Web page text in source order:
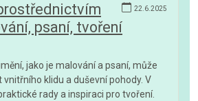
22.6.2025
psaní, tvoření
jako je malování a psaní, může
klidu a duševní pohody. V
rady a inspiraci pro tvoření.